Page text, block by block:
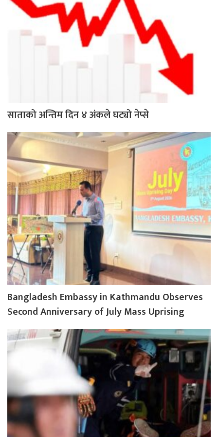
साताको अन्तिम दिन ४ अंकले घट्यो नेप्से
Bangladesh Embassy in Kathmandu Observes
Second Anniversary of July Mass Uprising